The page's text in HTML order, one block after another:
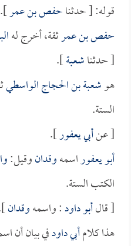
قوله: [ حدثناحفص بن عمر].
حفص بن عمرثقة، أخرج له
[ حدثناشعبة].
هوشعبة بن الحجاج الواسطي
الستة.
[ عنأبي يعفور].
أبو يعفوراسمهوقدانوقيل:
الكتب الستة.
[ قالأبو داود: واسمهوقدان
هذا كلامأبي داودفي بيان أن